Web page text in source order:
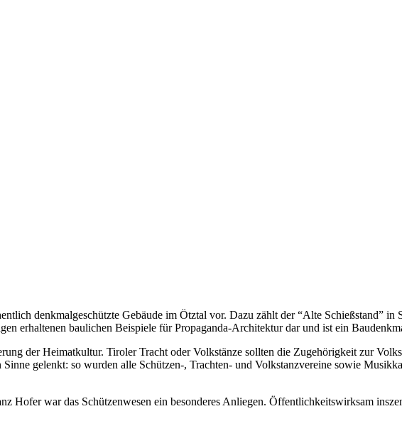
denkmalgeschützte Gebäude im Ötztal vor. Dazu zählt der “Alte Schießstand”
erhaltenen baulichen Beispiele für Propaganda-Architektur dar und ist ein
der Heimatkultur. Tiroler Tracht oder Volkstänze sollten die Zugehörigkeit zur
gelenkt: so wurden alle Schützen-, Trachten- und Volkstanzvereine sowie
Hofer war das Schützenwesen ein besonderes Anliegen. Öffentlichkeitswirksam